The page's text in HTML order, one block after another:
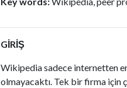
GİRİŞ
Wikipedia sadece internetten
olmayacaktı. Tek bir firma için